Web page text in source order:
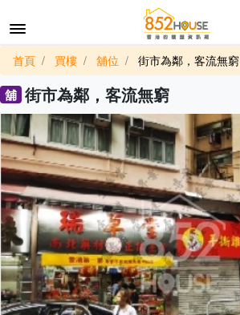
首頁 買樓 舖位 街市為鄰，客流無窮
舖 街市為鄰，客流無窮